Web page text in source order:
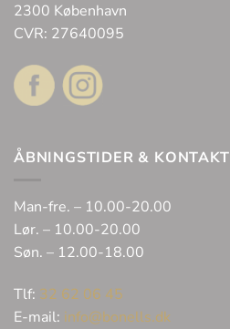
2300 København
CVR: 27640095
ÅBNINGSTIDER & KONTAKT
Man-fre. – 10.00-20.00
Lør. – 10.00-20.00
Søn. – 12.00-18.00
Tlf: 32 62 06 45
E-mail: info@bonells.dk